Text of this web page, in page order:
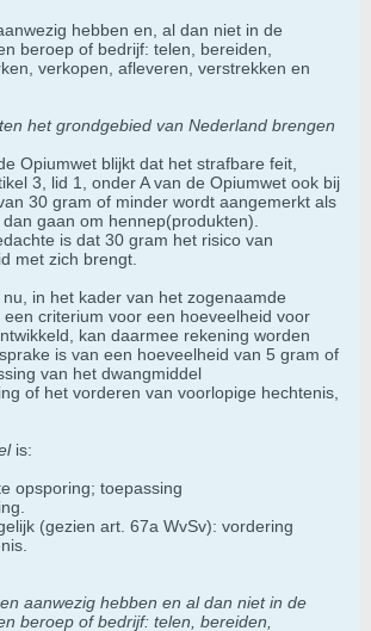
hebben en, al dan niet in de
beroep of bedrijf: telen, bereiden,
verkopen, afleveren, verstrekken en
het grondgebied van Nederland brengen
Opiumwet blijkt dat het strafbare feit,
3, lid 1, onder A van de Opiumwet ook bij
30 gram of minder wordt aangemerkt als
gaan om hennep(produkten).
is dat 30 gram het risico van
met zich brengt.
in het kader van het zogenaamde
criterium voor een hoeveelheid voor
kan daarmee rekening worden
is van een hoeveelheid van 5 gram of
van het dwangmiddel
of het vorderen van voorlopige hechtenis,
is:
opsporing; toepassing
(gezien art. 67a WvSv): vordering
aanwezig hebben en al dan niet in de
beroep of bedrijf: telen, bereiden,